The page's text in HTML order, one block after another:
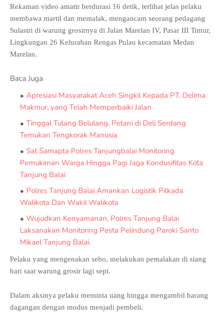
Rekaman video amatir berdurasi 16 detik, terlihat jelas pelaku
membawa martil dan memalak, mengancam seorang pedagang
Sulastri di warung grosirnya di Jalan Marelan IV, Pasar III Timur,
Lingkungan 26 Kelurahan Rengas Pulau kecamatan Medan
Marelan.
Baca Juga
Apresiasi Masyarakat Aceh Singkil Kepada PT. Delima
Makmur, yang Telah Memperbaiki Jalan
Tinggal Tulang Belulang, Petani di Deli Serdang
Temukan Tengkorak Manusia
Sat Samapta Polres Tanjungbalai Monitoring
Pemukiman Warga Hingga Pagi Jaga Kondusifitas Kota
Tanjung Balai
Polres Tanjung Balai Amankan Logistik Pilkada
Walikota Dan Wakil Walikota
Wujudkan Kenyamanan, Polres Tanjung Balai
Laksanakan Monitoring Pesta Pelindung Paroki Santo
Mikael Tanjung Balai.
Pelaku yang mengenakan sebo, melakukan pemalakan di siang
hari saat warung grosir lagi sepi.
Dalam aksinya pelaku meminta uang hingga mengambil barang
dagangan dengan modus menjadi pembeli.